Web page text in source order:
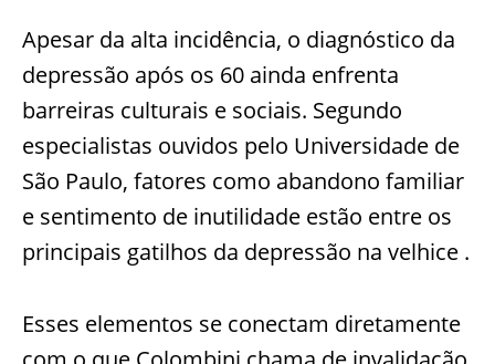
Apesar da alta incidência, o diagnóstico da
depressão após os 60 ainda enfrenta
barreiras culturais e sociais. Segundo
especialistas ouvidos pelo Universidade de
São Paulo, fatores como abandono familiar
e sentimento de inutilidade estão entre os
principais gatilhos da depressão na velhice .
Esses elementos se conectam diretamente